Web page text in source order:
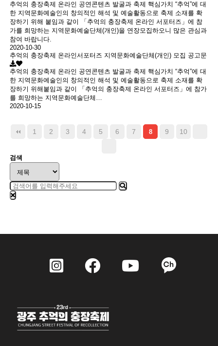
추억의 충장축제 온라인 공연콘텐츠 발굴과 축제 핵심가치 “추억”에 대
한 지역문화예술인의 창의적인 해석 및 예술활동으로 축제 소재를 확
장하기 위해 붙임과 같이 「추억의 충장축제 온라인 서포터즈」에 참
가를 희망하는 지역문화예술단체(개인)을 연장모집하오니 많은 관심과
참여 바랍니다.
2020-10-30
추억의 충장축제 온라인서포터즈 지역문화예술단체(개인) 모집 공고문
추억의 충장축제 온라인 공연콘텐츠 발굴과 축제 핵심가치 “추억”에 대
한 지역문화예술인의 창의적인 해석 및 예술활동으로 축제 소재를 확
장하기 위해붙임과 같이 「추억의 충장축제 온라인 서포터즈」에 참가
를 희망하는 지역문화예술단체…
2020-10-15
1 2 3 4 5 6 7 8 9 10
검색